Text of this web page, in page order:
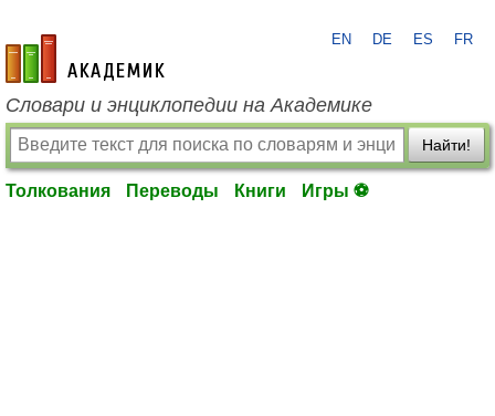
academic.ru
EN DE ES FR
Словари и энциклопедии на Академике
Найти!
Толкования Переводы Книги Игры ⚽